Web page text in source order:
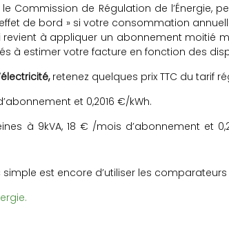
Commission de Régulation de l’Énergie,
de bord » si votre consommation
revient à appliquer un abonnement moitié
à estimer votre facture en fonction des
retenez quelques prix TTC du tarif
et 0,2016 €/kWh.
à 9kVA, 18 € /mois d’abonnement et
est encore d’utiliser les